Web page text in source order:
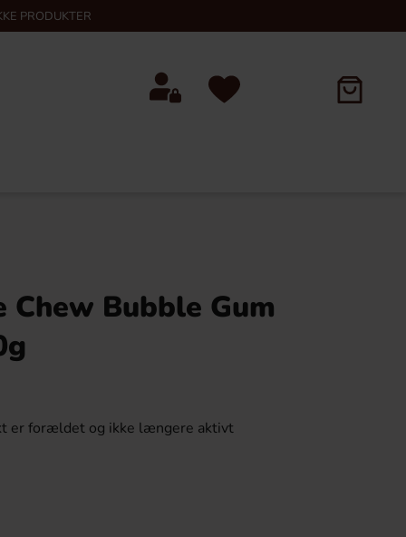
PRODUKTER
Chew Bubble Gum
er forældet og ikke længere aktivt